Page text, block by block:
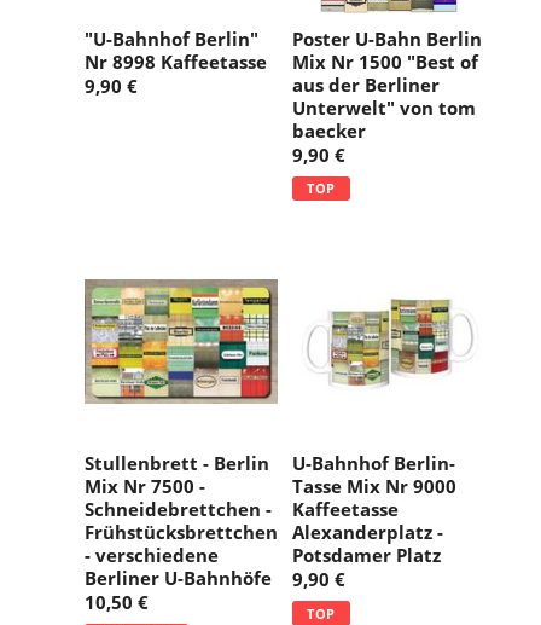
"U-Bahnhof Berlin"
Nr 8998 Kaffeetasse
9,90 €
Poster U-Bahn Berlin
Mix Nr 1500 "Best of
aus der Berliner
Unterwelt" von tom
baecker
9,90 €
TOP
Stullenbrett - Berlin
Mix Nr 7500 -
Schneidebrettchen -
Frühstücksbrettchen
- verschiedene
Berliner U-Bahnhöfe
10,50 €
U-Bahnhof Berlin-
Tasse Mix Nr 9000
Kaffeetasse
Alexanderplatz -
Potsdamer Platz
9,90 €
TOP